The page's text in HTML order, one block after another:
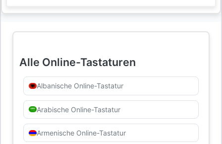
Alle Online-Tastaturen
Albanische Online-Tastatur
Arabische Online-Tastatur
Armenische Online-Tastatur